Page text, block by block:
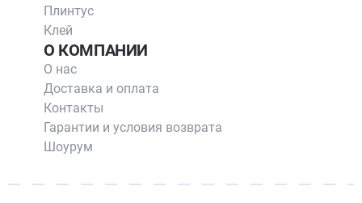
Плинтус
Клей
О КОМПАНИИ
О нас
Доставка и оплата
Контакты
Гарантии и условия возврата
Шоурум